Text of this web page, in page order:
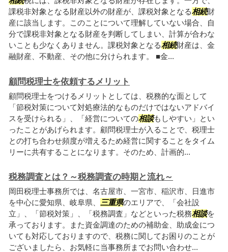
課税非対象となる財産以外の財産が、課税対象となる相続財
産に該当します。このことについて理解していない場合、自
分で課税非対象となる財産を判断してしまい、計算が合わな
いことも少なくありません。課税対象となる相続財産は、金
融財産、不動産、その他に分けられます。 ■金...
顧問税理士を依頼するメリット
顧問税理士をつけるメリットとしては、税務的な面として
「節税対策について対処療法的なものだけではないアドバイ
スを受けられる」、「経営についての相談もしやすい」とい
ったことがあげられます。顧問税理士が入ることで、税理士
との打ち合わせ頻度が増えるため経営に関することをタイム
リーに共有することになります。そのため、計画的...
税務調査とは？～税務調査の時期と流れ～
岡田税理士事務所では、名古屋市、一宮市、稲沢市、日進市
を中心に愛知県、岐阜県、
三重県のエリアで、「会社設
立」、「節税対策」、「税務調査」などといった税務相談を
承っております。また資金調達のための補助金、助成金につ
いても対応しておりますので、税務に関してお困りのことが
ございましたら、お気軽に当事務所までお問い合わせ...